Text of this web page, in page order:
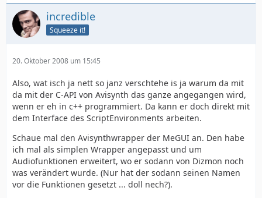
incredible
Squeeze it!
20. Oktober 2008 um 15:45
Also, wat isch ja nett so janz verschtehe is ja warum da mit
da mit der C-API von Avisynth das ganze angegangen wird,
wenn er eh in c++ programmiert. Da kann er doch direkt mit
dem Interface des ScriptEnvironments arbeiten.
Schaue mal den Avisynthwrapper der MeGUI an. Den habe
ich mal als simplen Wrapper angepasst und um
Audiofunktionen erweitert, wo er sodann von Dizmon noch
was verändert wurde. (Nur hat der sodann seinen Namen
vor die Funktionen gesetzt ... doll nech?).